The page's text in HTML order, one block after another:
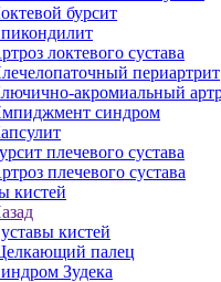
бурсит
локтевого сустава
периартрит
акромиальный
синдром
плечевого сустава
плечевого сустава
кистей
кистей
палец
Зудека